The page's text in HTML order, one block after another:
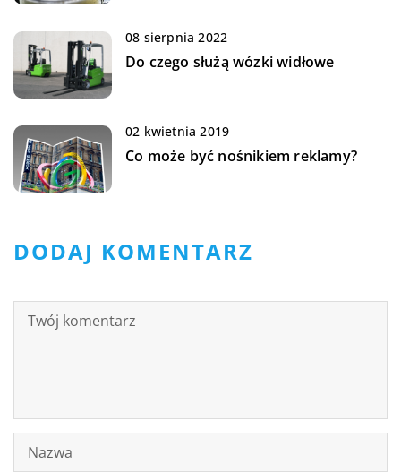
08 sierpnia 2022
Do czego służą wózki widłowe
02 kwietnia 2019
Co może być nośnikiem reklamy?
DODAJ KOMENTARZ